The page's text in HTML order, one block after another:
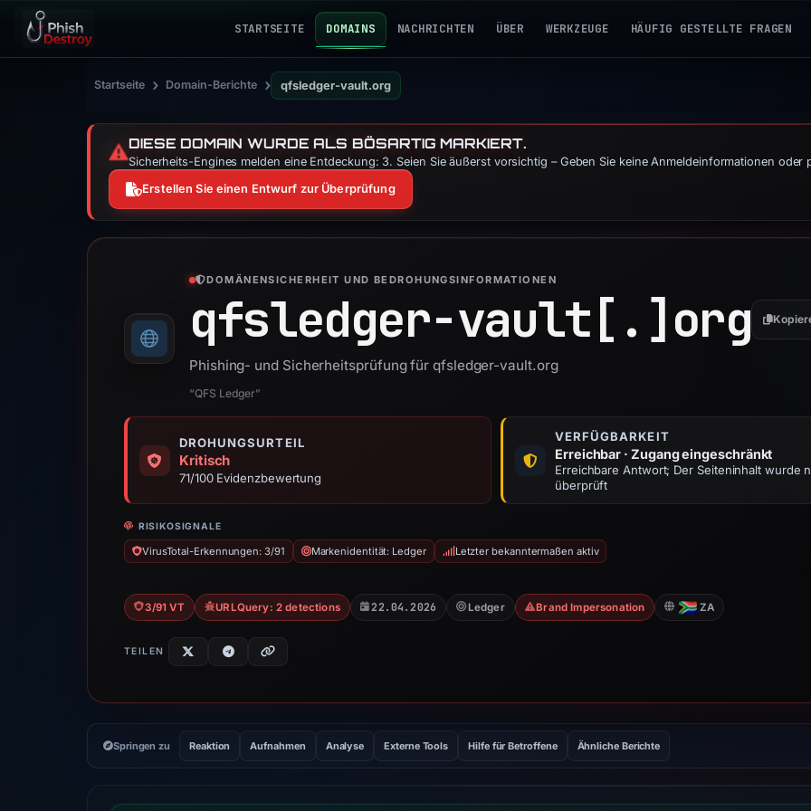
STARTSEITE DOMAINS NACHRICHTEN ÜBER WERKZEUGE HÄUFIG GESTELLTE FRAGEN
Startseite › Domain-Berichte › qfsledger-vault.org
⚠️DIESE DOMAIN WURDE ALS BÖSARTIG MARKIERT.
Sicherheits-Engines melden eine Entdeckung: 3. Seien Sie äußerst vorsichtig – Geben Sie keine Anmeldeinformationen oder
Erstellen Sie einen Entwurf zur Überprüfung
DOMÄNENSICHERHEIT UND BEDROHUNGSINFORMATIONEN
qfsledger-vault[.]org
Phishing- und Sicherheitsprüfung für qfsledger-vault.org
“QFS Ledger”
DROHUNGSURTEIL
Kritisch
71/100 Evidenzbewertung
VERFÜGBARKEIT
Erreichbar · Zugang eingeschränkt
Erreichbare Antwort; Der Seiteninhalt wurde
überprüft
RISIKOSIGNALE
VirusTotal-Erkennungen: 3/91 Markenidentität: Ledger Letzter bekanntermaßen aktiv
3/91 VT URLQuery: 2 detections 22.04.2026 Ledger Brand Impersonation ZA
TEILEN
Springen zu Reaktion Aufnahmen Analyse Externe Tools Hilfe für Betroffene Ähnliche Berichte